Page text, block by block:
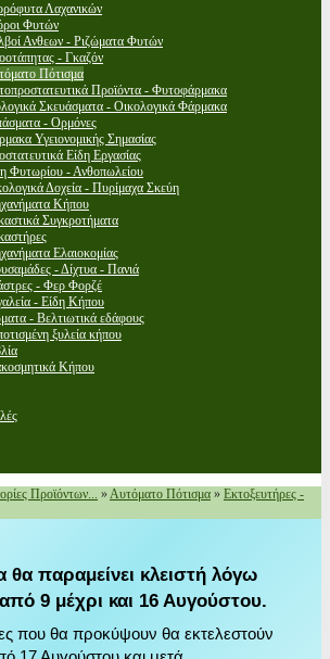
Λαχανικών
Φυτών
Ανθεων - Ριζώματα Φυτών
- Γκαζόν
Πότισμα
Προϊόντα - Φυτοφάρμακα
Σκευάσματα - Οικολογικά Φάρμακα
- Ορμόνες
Υγειονομικής Σημασίας
Είδη Εργασίας
Φυτωρίου - Ανθοπωλείου
Δοχεία - Πυρίμαχα Σκεύη
Κήπου
Συγκροτήματα
Ελαιοκομίας
- Δίχτυα - Πανιά
- Φερ Φορζέ
- Είδη Κήπου
- Βελτιωτικά εδάφους
ξυλεία κήπου
Κήπου
Προϊόντων... »Αυτόματο Πότισμα » Εκτοξευτήρες -
θα παραμείνει κλειστή λόγω
9 μέχρι και 16 Αυγούστου.
που θα προκύψουν θα εκτελεστούν